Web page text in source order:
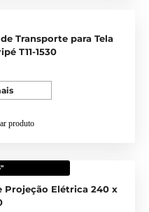
de Transporte para Tela
T11-1530
produto
Projeção Elétrica 240 x